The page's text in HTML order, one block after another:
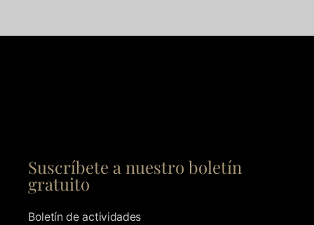
Suscríbete a nuestro boletín
gratuito
Boletín de actividades